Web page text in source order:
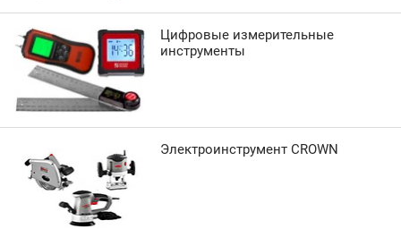
Цифровые измерительные
инструменты
Электроинструмент CROWN